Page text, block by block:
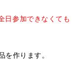
参加できなくても
を作ります。